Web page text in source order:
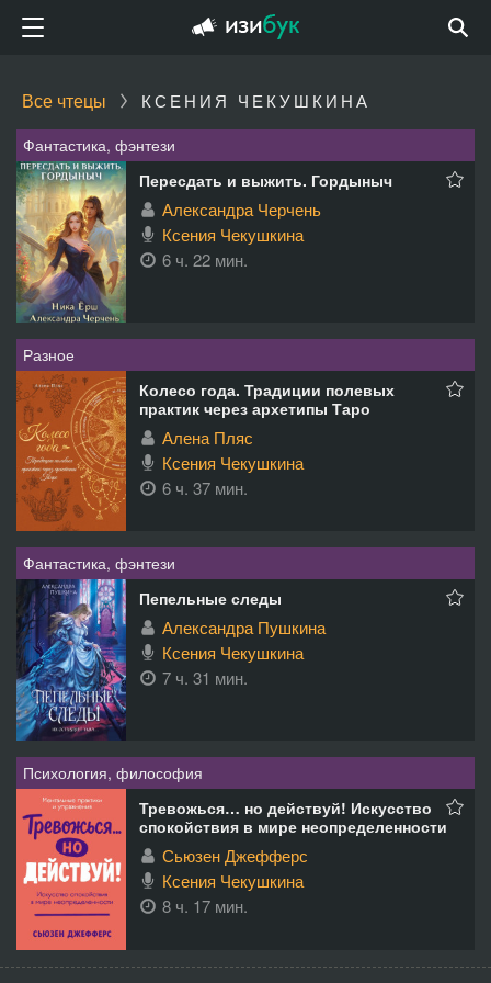
Все чтецы КСЕНИЯ ЧЕКУШКИНА
Фантастика, фэнтези
Пересдать и выжить. Гордыныч
Александра Черчень
Ксения Чекушкина
6 ч. 22 мин.
Разное
Колесо года. Традиции полевых
практик через архетипы Таро
Алена Пляс
Ксения Чекушкина
6 ч. 37 мин.
Фантастика, фэнтези
Пепельные следы
Александра Пушкина
Ксения Чекушкина
7 ч. 31 мин.
Психология, философия
Тревожься… но действуй! Искусство
спокойствия в мире неопределенности
Сьюзен Джефферс
Ксения Чекушкина
8 ч. 17 мин.